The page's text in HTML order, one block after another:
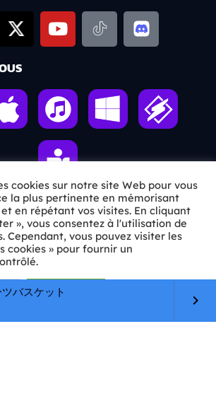
バスケット
keyboard_arrow_right
nous ?
cookies sur notre site Web pour vous
la plus pertinente en mémorisant
en répétant vos visites. En cliquant
», vous consentez à l'utilisation de
Cependant, vous pouvez visiter les
cookies » pour fournir un
Tout accepter